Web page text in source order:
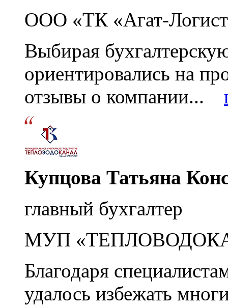
ООО «ТК «Агат-
Выбирая
ориентировались на
отзывы о компании...
Купцова Татьяна
главный бухгалтер
МУП
Благодаря
удалось избежать